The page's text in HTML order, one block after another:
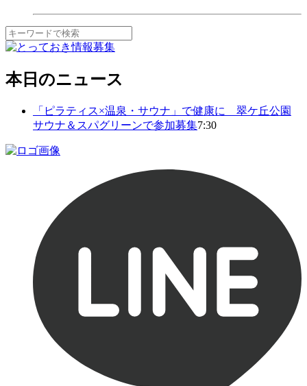
本日のニュース
「ピラティス×温泉・サウナ」で健康に 翠ケ丘公園
サウナ＆スパグリーンで参加募集7:30